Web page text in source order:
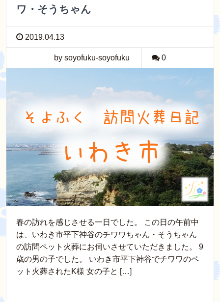
ワ・そうちゃん
2019.04.13
by soyofuku-soyofuku 0
春の訪れを感じさせる一日でした。 この日の午前中
は、いわき市平下神谷のチワワちゃん・そうちゃん
の訪問ペット火葬にお伺いさせていただきました。 9
歳の男の子でした。 いわき市平下神谷でチワワのペ
ット火葬されたK様 女の子と […]